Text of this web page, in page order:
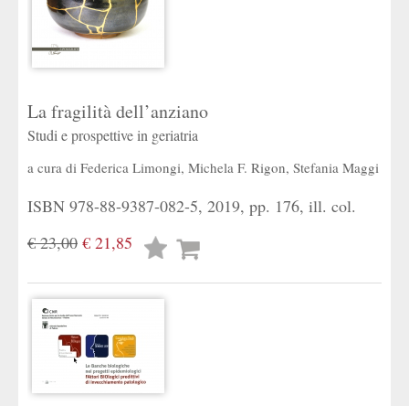
La fragilità dell’anziano
Studi e prospettive in geriatria
a cura di Federica Limongi, Michela F. Rigon, Stefania Maggi
ISBN 978-88-9387-082-5, 2019, pp. 176, ill. col.
€ 23,00 € 21,85
Lista